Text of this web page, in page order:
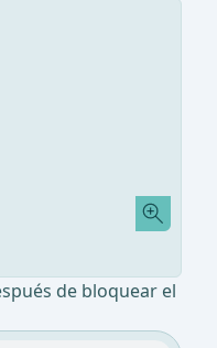
de bloquear el